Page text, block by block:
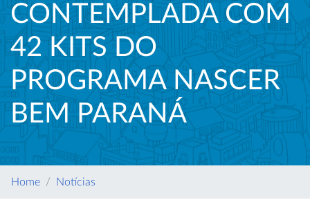
CONTEMPLADA COM
42 KITS DO
PROGRAMA NASCER
BEM PARANÁ
Home Notícias